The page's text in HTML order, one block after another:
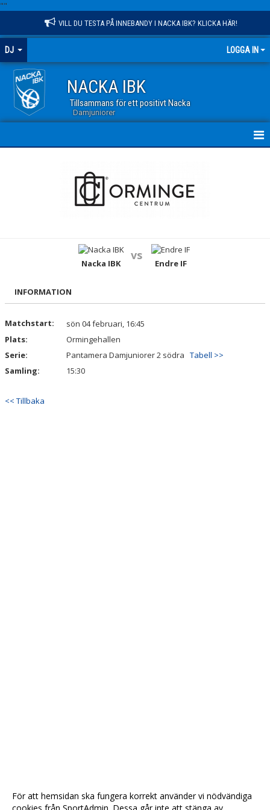
""
VILL DU TESTA PÅ INNEBANDY I NACKA IBK? KLICKA HÄR!
DJ LOGGA IN
NACKA IBK
Tillsammans för ett positivt Nacka
Damjuniorer
BILDGALLERI
KONTAKT
Nacka IBK
vs
Endre IF
INFORMATION
Matchstart:
sön 04 februari, 16:45
Plats:
Ormingehallen
Serie:
Pantamera Damjuniorer 2 södra Tabell >>
Samling:
15:30
<< Tillbaka
För att hemsidan ska fungera korrekt använder vi nödvändiga